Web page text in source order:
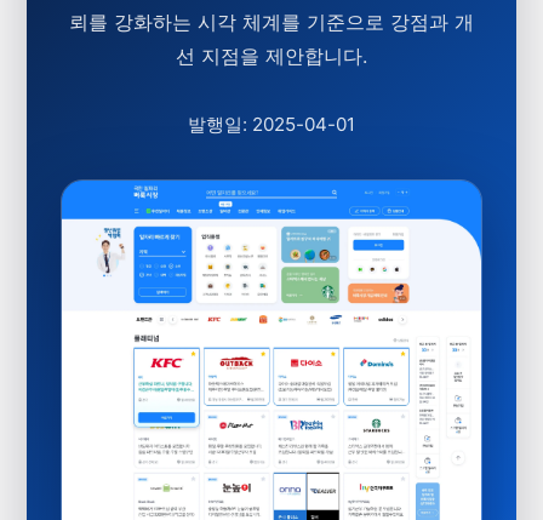
뢰를 강화하는 시각 체계를 기준으로 강점과 개
선 지점을 제안합니다.
발행일: 2025-04-01